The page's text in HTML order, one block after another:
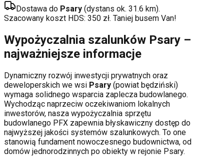
Dostawa do Psary (dystans ok. 31.6 km).
Szacowany koszt HDS: 350 zł. Taniej busem Van!
Wypożyczalnia szalunków Psary –
najważniejsze informacje
Dynamiczny rozwój inwestycji prywatnych oraz
deweloperskich we wsi Psary (powiat będziński)
wymaga solidnego wsparcia zaplecza budowlanego.
Wychodząc naprzeciw oczekiwaniom lokalnych
inwestorów, nasza wypożyczalnia sprzętu
budowlanego PFX zapewnia błyskawiczny dostęp do
najwyższej jakości systemów szalunkowych. To one
stanowią fundament nowoczesnego budownictwa, od
domów jednorodzinnych po obiekty w rejonie Psary.